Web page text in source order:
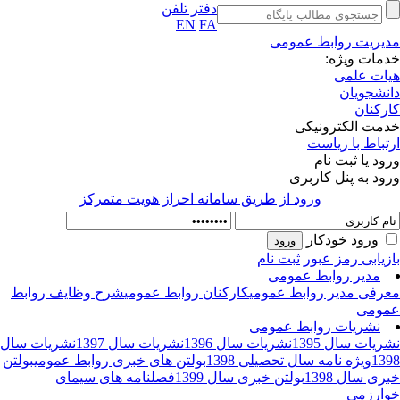
دفتر تلفن
EN FA
روابط عمومی
ویژه:
علمی
الکترونیکی
با ریاست
یا ثبت نام
به پنل کاربری
ورود از طريق سامانه احراز هويت متمركز
ورود خودکار
رمز عبور ثبت نام
مدیر روابط عمومی
مدیر روابط عمومیکارکنان روابط عمومیشرح وظایف روابط
نشریات روابط عمومی
سال 1395
نشریات سال 1396 نشریات سال 1397
نشریات سال
ویژه نامه سال تحصیلی 1398 بولتن های خبری روابط عمومیبولتن
سال 1398
بولتن خبری سال 1399
فصلنامه های سیمای